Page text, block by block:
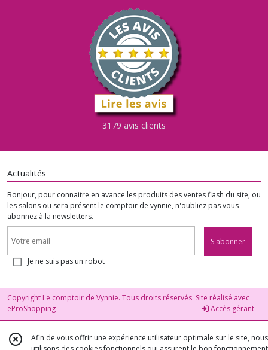
3179 avis clients
Actualités
Bonjour, pour connaitre en avance les produits des ventes flash du site, ou
les salons ou sera présent le comptoir de vynnie, n'oubliez pas vous
abonnez à la newsletters.
S'abonner
Je ne suis pas un robot
Copyright Le comptoir de Vynnie. Tous droits réservés. Site réalisé avec
eProShopping
Accès gérant
Afin de vous offrir une expérience utilisateur optimale sur le site, nous